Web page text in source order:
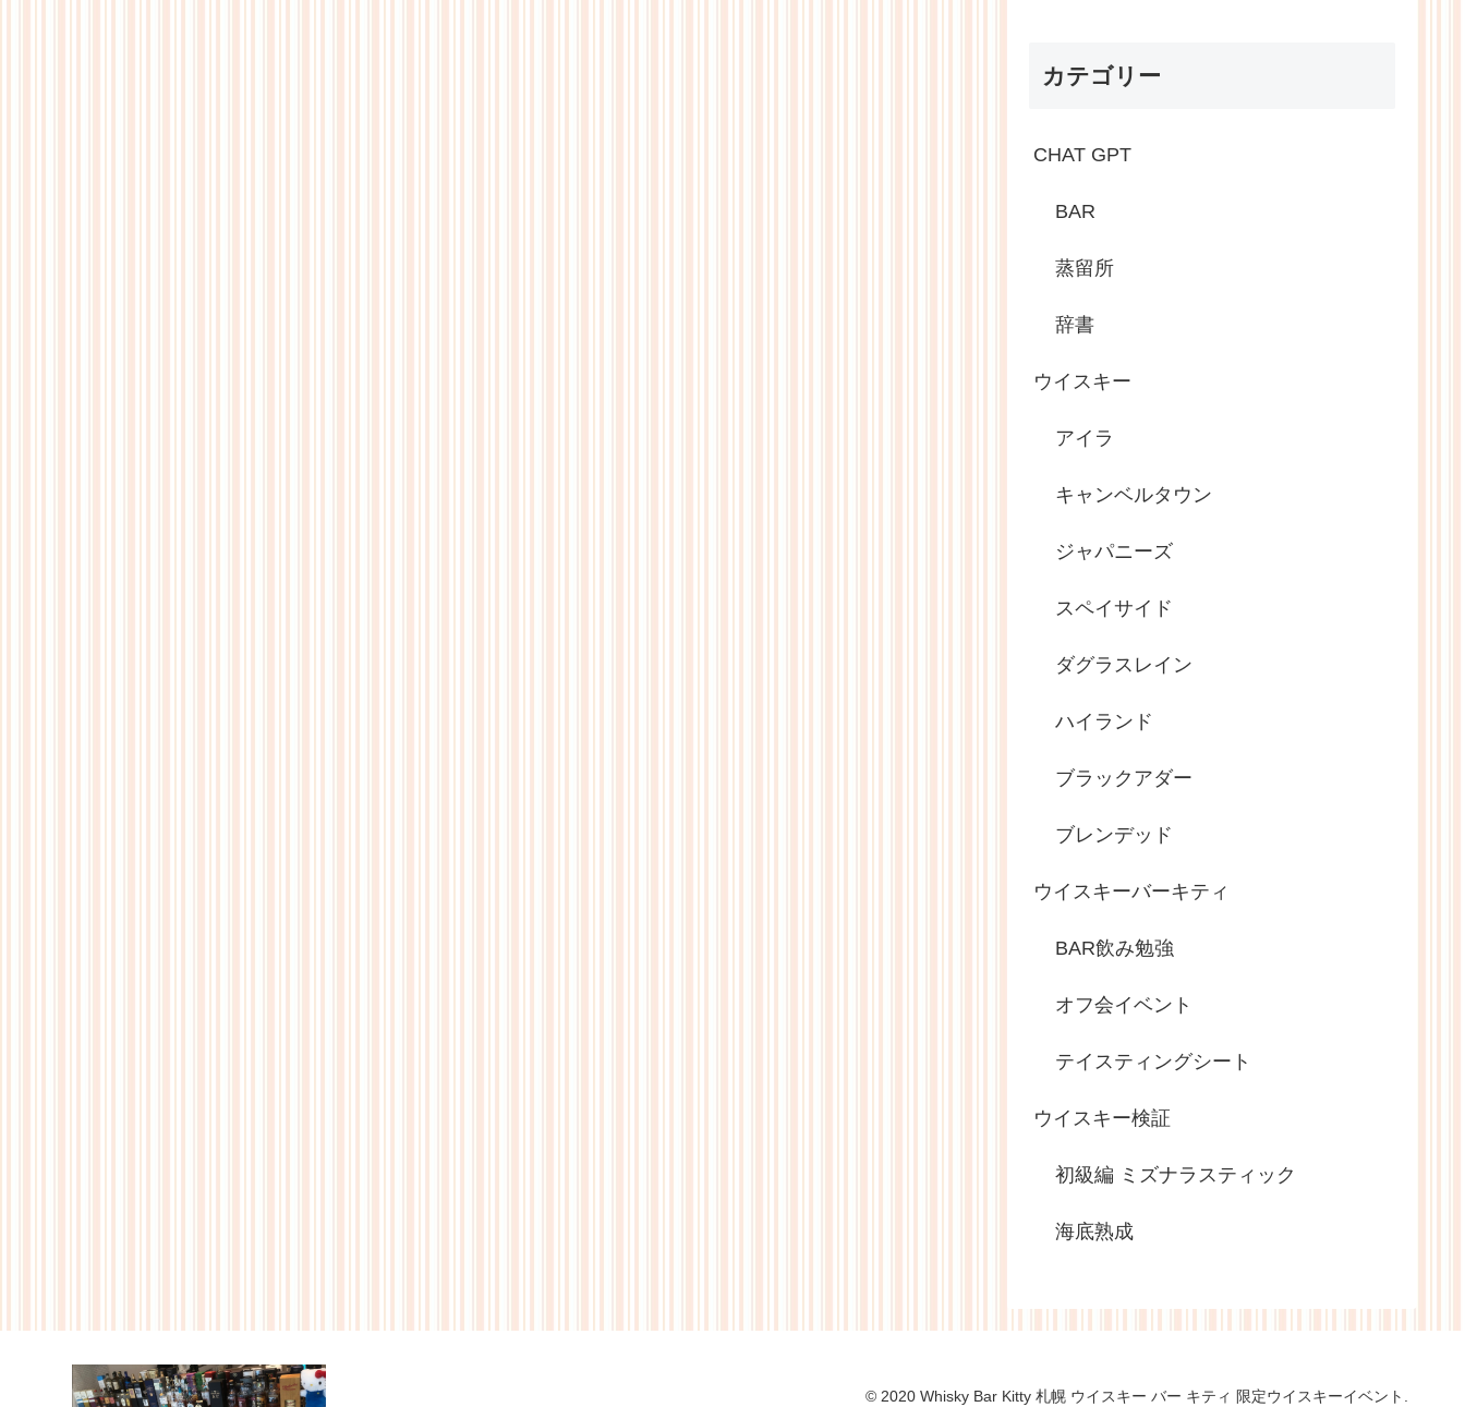
カテゴリー
CHAT GPT
BAR
蒸留所
辞書
ウイスキー
アイラ
キャンベルタウン
ジャパニーズ
スペイサイド
ダグラスレイン
ハイランド
ブラックアダー
ブレンデッド
ウイスキーバーキティ
BAR飲み勉強
オフ会イベント
テイスティングシート
ウイスキー検証
初級編 ミズナラスティック
海底熟成
© 2020 Whisky Bar Kitty 札幌 ウイスキー バー キティ 限定ウイスキーイベント.